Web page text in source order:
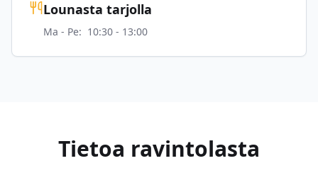
Lounasta tarjolla
Ma - Pe: 10:30 - 13:00
Tietoa ravintolasta